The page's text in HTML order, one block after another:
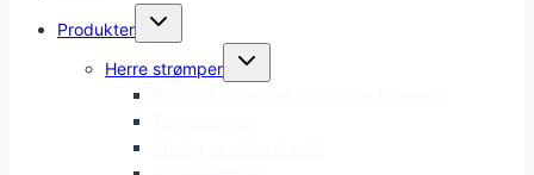
Produkter
Skift
undermenu
Herre strømper
Skift
undermenu